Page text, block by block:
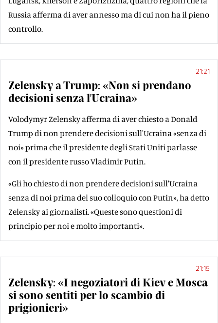
Russia afferma di aver annesso ma di cui non ha il pieno
controllo.
21:21
Zelensky a Trump: «Non si prendano
decisioni senza l'Ucraina»
Volodymyr Zelensky afferma di aver chiesto a Donald
Trump di non prendere decisioni sull'Ucraina «senza di
noi» prima che il presidente degli Stati Uniti parlasse
con il presidente russo Vladimir Putin.
«Gli ho chiesto di non prendere decisioni sull'Ucraina
senza di noi prima del suo colloquio con Putin», ha detto
Zelensky ai giornalisti. «Queste sono questioni di
principio per noi e molto importanti».
21:15
Zelensky: «I negoziatori di Kiev e Mosca
si sono sentiti per lo scambio di
prigionieri»